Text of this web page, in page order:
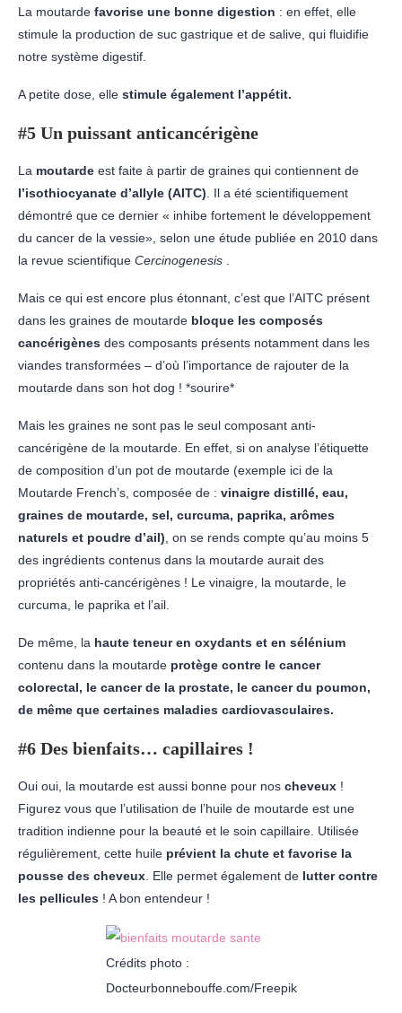
La moutarde favorise une bonne digestion : en effet, elle
stimule la production de suc gastrique et de salive, qui fluidifie
notre système digestif.
A petite dose, elle stimule également l’appétit.
#5 Un puissant anticancérigène
La moutarde est faite à partir de graines qui contiennent de
l’isothiocyanate d’allyle (AITC) . Il a été scientifiquement
démontré que ce dernier « inhibe fortement le développement
du cancer de la vessie», selon une étude publiée en 2010 dans
la revue scientifique Cercinogenesis
Mais ce qui est encore plus étonnant, c’est que l’AITC présent
dans les graines de moutarde bloque les composés
cancérigènes des composants présents notamment dans les
viandes transformées – d’où l’importance de rajouter de la
moutarde dans son hot dog ! *sourire*
Mais les graines ne sont pas le seul composant anti-
cancérigène de la moutarde. En effet, si on analyse l’étiquette
de composition d’un pot de moutarde (exemple ici de la
Moutarde French’s, composée de : vinaigre distillé, eau,
graines de moutarde, sel, curcuma, paprika, arômes
naturels et poudre d’ail) , on se rends compte qu’au moins 5
des ingrédients contenus dans la moutarde aurait des
propriétés anti-cancérigènes ! Le vinaigre, la moutarde, le
curcuma, le paprika et l’ail.
De même, la haute teneur en oxydants et en sélénium
contenu dans la moutarde protège contre le cancer
colorectal, le cancer de la prostate, le cancer du poumon,
de même que certaines maladies cardiovasculaires.
#6 Des bienfaits… capillaires !
Oui oui, la moutarde est aussi bonne pour nos cheveux !
Figurez vous que l’utilisation de l’huile de moutarde est une
tradition indienne pour la beauté et le soin capillaire. Utilisée
régulièrement, cette huile prévient la chute et favorise la
pousse des cheveux . Elle permet également de lutter contre
les pellicules ! A bon entendeur !
Crédits photo :
Docteurbonnebouffe.com/Freepik